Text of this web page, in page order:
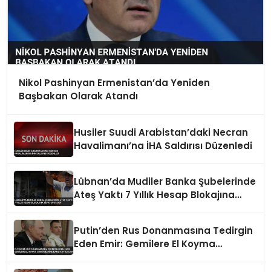
Nikol Pashinyan Ermenistan’da Yeniden
Başbakan Olarak Atandı
Husiler Suudi Arabistan’daki Necran
Havalimanı’na İHA Saldırısı Düzenledi
Lübnan’da Mudiler Banka Şubelerinde
Ateş Yaktı 7 Yıllık Hesap Blokajına
Putin’den Rus Donanmasına Tedirgin
Eden Emir: Gemilere El Koyma